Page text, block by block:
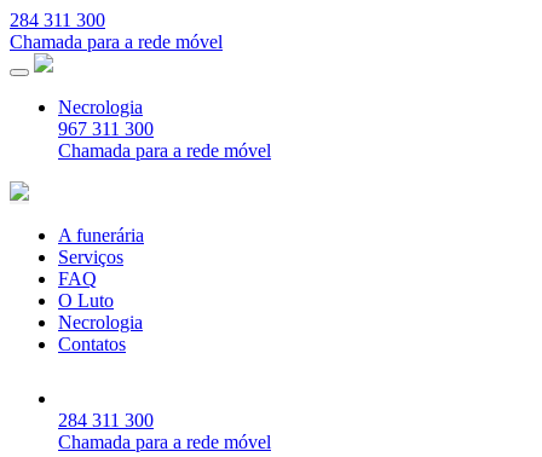
284 311 300
Chamada para a rede móvel
Necrologia
967 311 300
Chamada para a rede móvel
A funerária
Serviços
FAQ
O Luto
Necrologia
Contatos
284 311 300
Chamada para a rede móvel